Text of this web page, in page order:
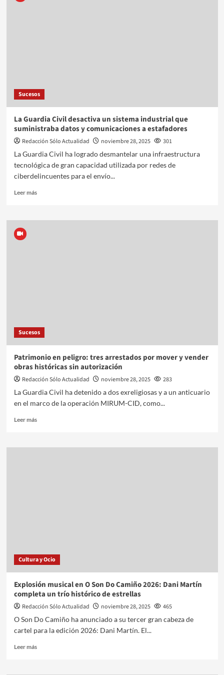
Sucesos
La Guardia Civil desactiva un sistema industrial que
suministraba datos y comunicaciones a estafadores
Redacción Sólo Actualidad noviembre 28, 2025
301
La Guardia Civil ha logrado desmantelar una infraestructura
tecnológica de gran capacidad utilizada por redes de
ciberdelincuentes para el envío...
Leer más
Sucesos
Patrimonio en peligro: tres arrestados por mover y vender
obras históricas sin autorización
Redacción Sólo Actualidad noviembre 28, 2025
283
La Guardia Civil ha detenido a dos exreligiosas y a un anticuario
en el marco de la operación MIRUM-CID, como...
Leer más
Cultura y Ocio
Explosión musical en O Son Do Camiño 2026: Dani Martín
completa un trío histórico de estrellas
Redacción Sólo Actualidad noviembre 28, 2025
465
O Son Do Camiño ha anunciado a su tercer gran cabeza de
cartel para la edición 2026: Dani Martín. El...
Leer más